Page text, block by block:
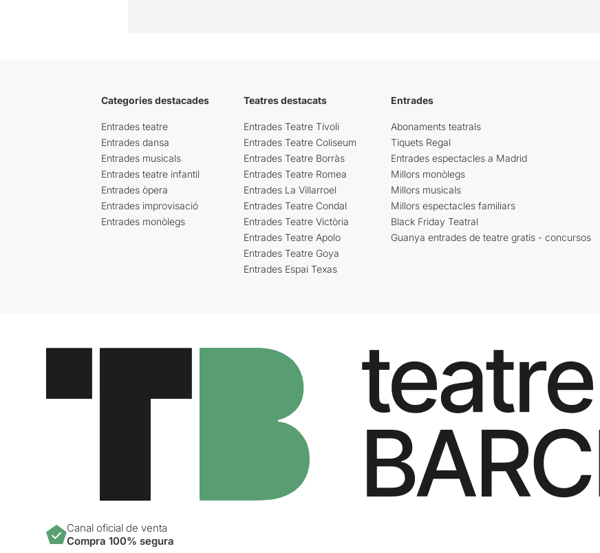
Categories destacades
Entrades teatre
Entrades dansa
Entrades musicals
Entrades teatre infantil
Entrades òpera
Entrades improvisació
Entrades monòlegs
Teatres destacats
Entrades Teatre Tívoli
Entrades Teatre Coliseum
Entrades Teatre Borràs
Entrades Teatre Romea
Entrades La Villarroel
Entrades Teatre Condal
Entrades Teatre Victòria
Entrades Teatre Apolo
Entrades Teatre Goya
Entrades Espai Texas
Entrades
Abonaments teatrals
Tiquets Regal
Entrades espectacles a Madrid
Millors monòlegs
Millors musicals
Millors espectacles familiars
Black Friday Teatral
Guanya entrades de teatre gratis - concursos
Canal oficial de venta
Compra 100% segura